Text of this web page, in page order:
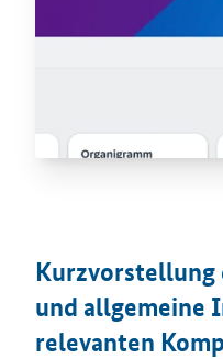
Kurzvorstellung
und allgemeine
relevanten